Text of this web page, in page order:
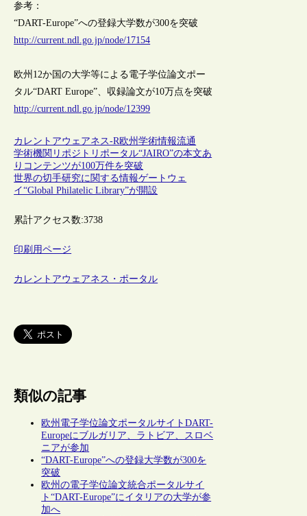
参考：
“DART-Europe”への登録大学数が300を突破
http://current.ndl.go.jp/node/17154
欧州12か国の大学等による電子学位論文ポー
タル“DART Europe”、収録論文が10万点を突破
http://current.ndl.go.jp/node/12399
カレントアウェアネス-R欧州学術情報流通
学術機関リポジトリポータル“JAIRO”の本文あ
りコンテンツが100万件を突破
世界の切手研究に関する情報ゲートウェ
イ“Global Philatelic Library”が開設
累計アクセス数:3738
印刷用ページ
カレントアウェアネス・ポータル
類似の記事
欧州電子学位論文ポータルサイトDART-
Europeにブルガリア、ラトビア、スロベ
ニアが参加
“DART-Europe”への登録大学数が300を
突破
欧州の電子学位論文統合ポータルサイ
ト“DART-Europe”にイタリアの大学が参
加へ